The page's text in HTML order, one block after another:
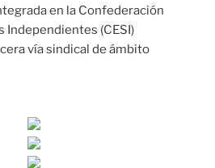
en la Confederación
Independientes (CESI)
vía sindical de ámbito